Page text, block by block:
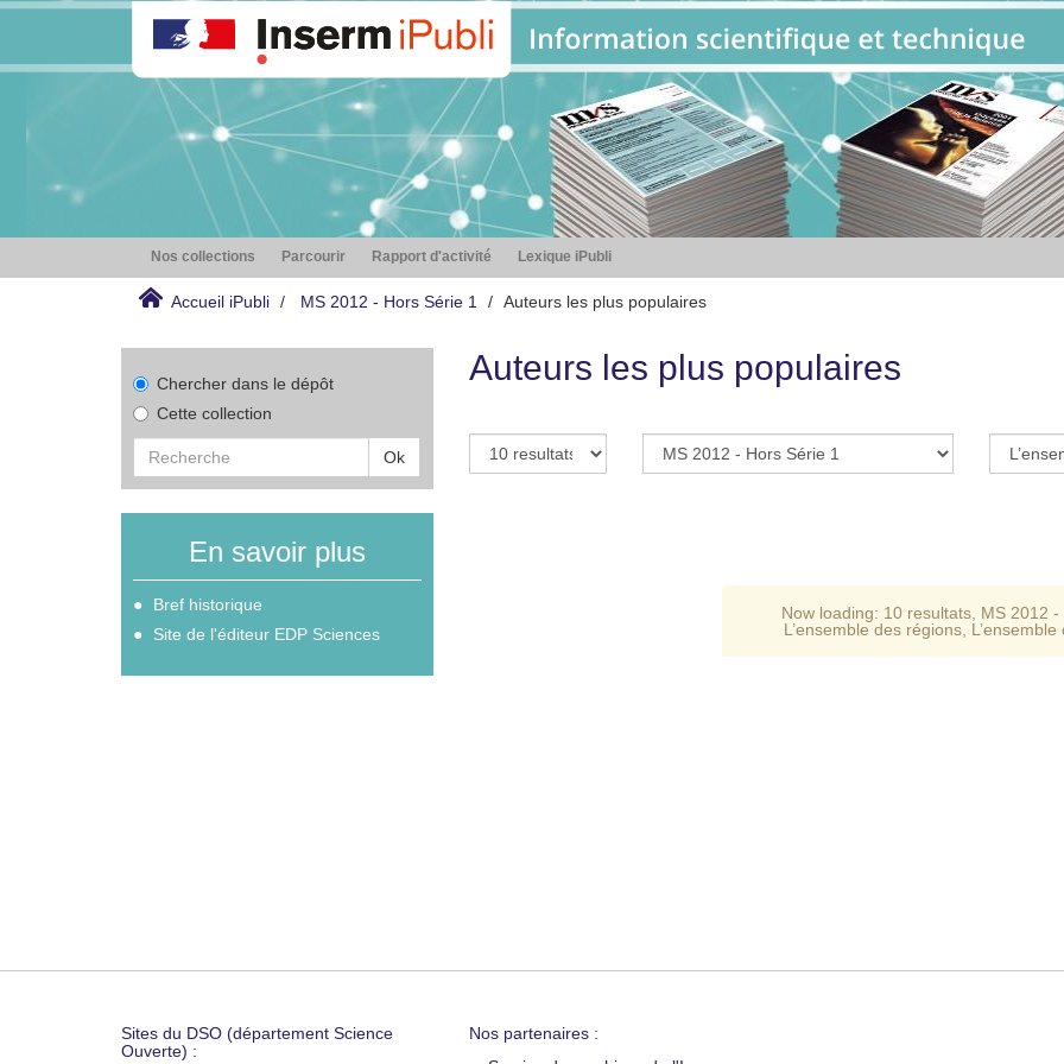
Nos collections Parcourir Rapport d'activité Lexique iPubli
Accueil iPubli MS 2012 - Hors Série 1 Auteurs les plus populaires
Chercher dans le dépôt
Cette collection
Ok
En savoir plus
Bref historique
Site de l'éditeur EDP Sciences
Auteurs les plus populaires
Now loading: 10 resultats, MS 2012 -
L’ensemble des régions
Sites du DSO (département Science
Ouverte) :
Nos partenaires :